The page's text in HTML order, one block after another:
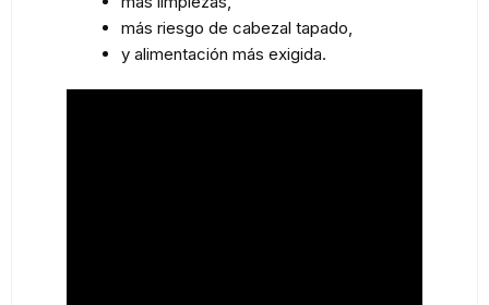
más riesgo de cabezal tapado,
y alimentación más exigida.